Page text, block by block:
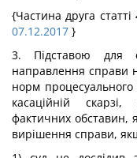
{Частина друга
07.12.2017 }
3. Підставою для
направлення справи
норм процесуального
касаційній
фактичних обставин,
вирішення справи,